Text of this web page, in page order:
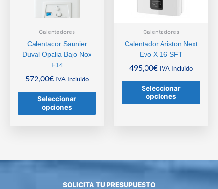
Calentadores
Calentador Saunier
Duval Opalia Bajo Nox
F14
572,00€ IVA Incluido
Seleccionar
opciones
Calentadores
Calentador Ariston Next
Evo X 16 SFT
495,00€ IVA Incluido
Seleccionar
opciones
SOLICITA TU PRESUPUESTO